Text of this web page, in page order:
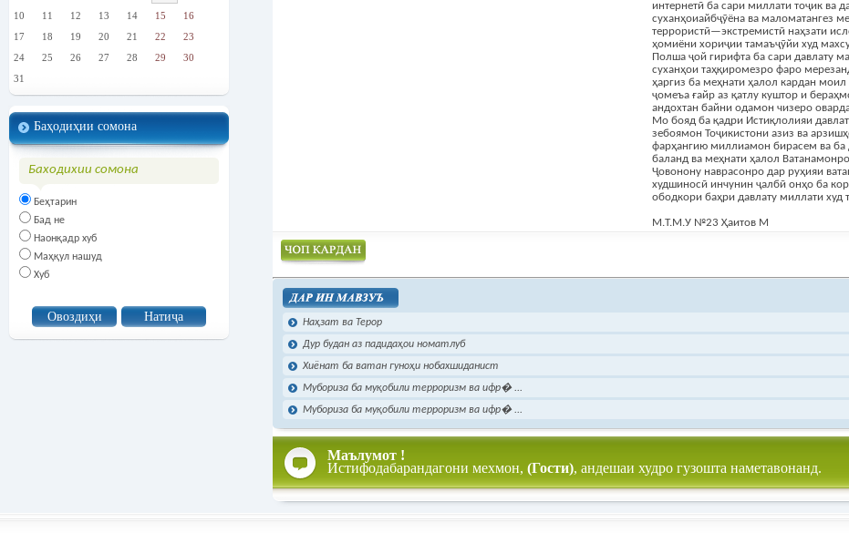
10
11 12 13 14 15
16
17
18 19 20 21 22
23
24
25 26 27 28 29
30
31
Баҳодиҳии сомона
Баходихии сомона
Беҳтарин
Бад не
Наонқадр хуб
Маҳқул нашуд
Хуб
интернетӣ ба сари миллати тоҷик ва
суханҳоиайбҷӯёна ва маломатангез
террористӣ—экстремистӣ наҳзати
ҳомиёни хориҷии тамаъҷӯйи худ
Полша ҷой гирифта ба сари давлату
суханҳои таҳқиромезро фаро
ҳаргиз ба меҳнати ҳалол кардан моил
ҷомеъа ғайр аз қатлу куштор и
андохтан байни одамон чизеро
Мо бояд ба қадри Истиқлолияи
зебоямон Тоҷикистони азиз ва
фарҳангию миллиамон бирасем ва ба
баланд ва меҳнати ҳалол
Ҷовонону наврасонро дар руҳияи
худшиносӣ инчунин ҷалбӣ онҳо ба
ободкори баҳри давлату миллати худ
М.Т.М.У №23 Ҳаитов М
Чоп намудан
Наҳзат ва Терор
Дур будан аз падидаҳои номатлуб
Хиёнат ба ватан гуноҳи нобахшиданист
Мубориза ба муқобили терроризм ва ифр� ...
Мубориза ба муқобили терроризм ва ифр� ...
Маълумот !
Истифодабарандагони мехмон, (Гости), андешаи худро гузошта наметавонанд.